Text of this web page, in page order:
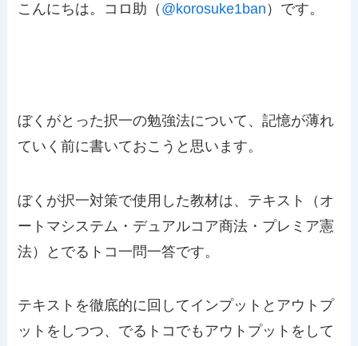
こんにちは。コロ助（ @korosuke1ban ）です。
ぼくがとった択一の勉強法について、記憶が薄れ
ていく前に書いておこうと思います。
ぼくが択一対策で使用した教材は、テキスト（オ
ートマシステム・デュアルコア商法・プレミア憲
法）とでるトコ一問一答です。
テキストを徹底的に回してインプットとアウトプ
ットをしつつ、でるトコでもアウトプットをして